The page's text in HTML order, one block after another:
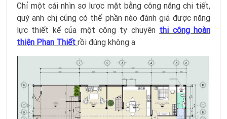
Chỉ một cái nhìn sơ lược mặt bằng công năng chi tiết,
quý anh chị cũng có thể phần nào đánh giá được năng
lực thiết kế của một công ty chuyên thi công hoàn
thiện Phan Thiết rồi đúng không ạ